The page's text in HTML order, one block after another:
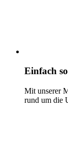
Einfach
Mit unserer
rund um die